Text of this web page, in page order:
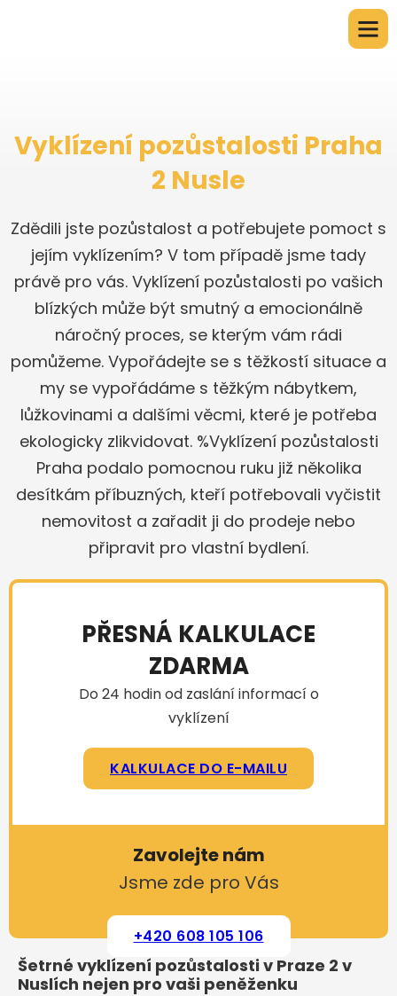
Vyklízení pozůstalosti Praha
2 Nusle
Zdědili jste pozůstalost a potřebujete pomoct s
jejím vyklízením? V tom případě jsme tady
právě pro vás. Vyklízení pozůstalosti po vašich
blízkých může být smutný a emocionálně
náročný proces, se kterým vám rádi
pomůžeme. Vypořádejte se s těžkostí situace a
my se vypořádáme s těžkým nábytkem,
lůžkovinami a dalšími věcmi, které je potřeba
ekologicky zlikvidovat. %Vyklízení pozůstalosti
Praha podalo pomocnou ruku již několika
desítkám příbuzných, kteří potřebovali vyčistit
nemovitost a zařadit ji do prodeje nebo
připravit pro vlastní bydlení.
PŘESNÁ KALKULACE
ZDARMA
Do 24 hodin od zaslání informací o
vyklízení
KALKULACE DO E-MAILU
Zavolejte nám
Jsme zde pro Vás
+420 608 105 106
Šetrné vyklízení pozůstalosti v Praze 2 v
Nuslích nejen pro vaši peněženku